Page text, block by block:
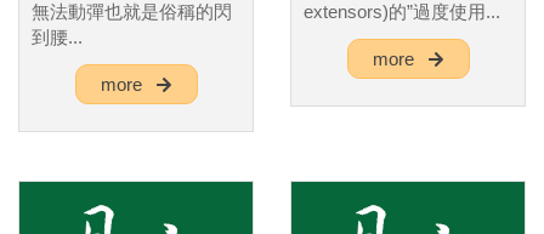
無法動彈也就是俗稱的閃
到腰...
more
extensors)的”過度使用...
more